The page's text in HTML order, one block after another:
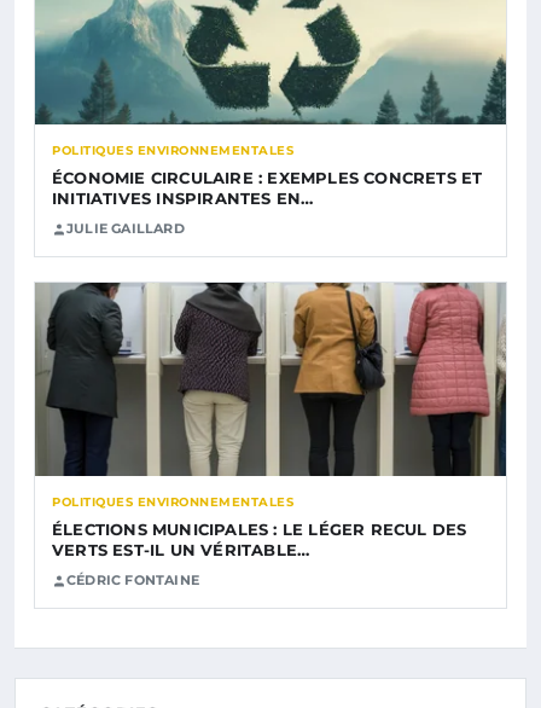
POLITIQUES ENVIRONNEMENTALES
ÉCONOMIE CIRCULAIRE : EXEMPLES CONCRETS ET
INITIATIVES INSPIRANTES EN…
JULIE GAILLARD
POLITIQUES ENVIRONNEMENTALES
ÉLECTIONS MUNICIPALES : LE LÉGER RECUL DES
VERTS EST-IL UN VÉRITABLE…
CÉDRIC FONTAINE